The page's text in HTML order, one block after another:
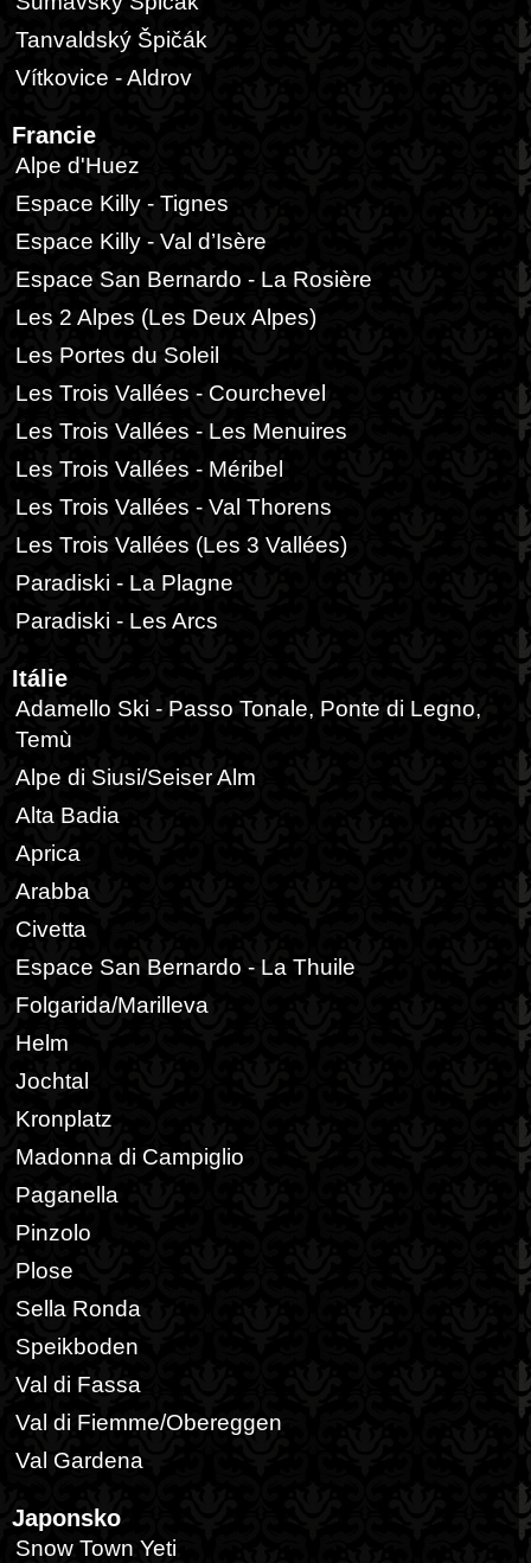
Tanvaldský Špičák
Vítkovice - Aldrov
Francie
Alpe d'Huez
Espace Killy - Tignes
Espace Killy - Val d’Isère
Espace San Bernardo - La Rosière
Les 2 Alpes (Les Deux Alpes)
Les Portes du Soleil
Les Trois Vallées - Courchevel
Les Trois Vallées - Les Menuires
Les Trois Vallées - Méribel
Les Trois Vallées - Val Thorens
Les Trois Vallées (Les 3 Vallées)
Paradiski - La Plagne
Paradiski - Les Arcs
Itálie
Adamello Ski - Passo Tonale, Ponte di Legno,
Temù
Alpe di Siusi/Seiser Alm
Alta Badia
Aprica
Arabba
Civetta
Espace San Bernardo - La Thuile
Folgarida/Marilleva
Helm
Jochtal
Kronplatz
Madonna di Campiglio
Paganella
Pinzolo
Plose
Sella Ronda
Speikboden
Val di Fassa
Val di Fiemme/Obereggen
Val Gardena
Japonsko
Snow Town Yeti